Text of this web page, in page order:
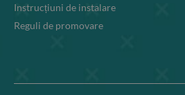
Instrucțiuni de instalare
Reguli de promovare